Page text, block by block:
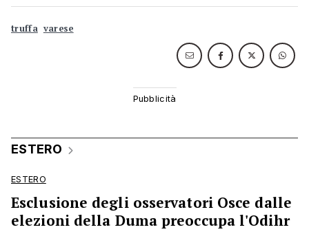
truffa varese
ESTERO
ESTERO
Esclusione degli osservatori Osce dalle
elezioni della Duma preoccupa l'Odihr